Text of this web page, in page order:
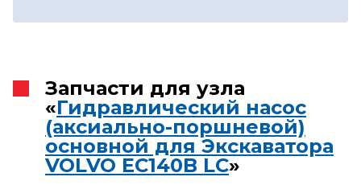
Запчасти для узла
«Гидравлический насос
(аксиально-поршневой)
основной для Экскаватора
VOLVO EC140B LC»